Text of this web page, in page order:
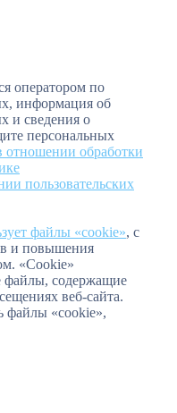
по
информация об
и сведения о
персональных
отношении обработки
пользовательских
файлы «cookie», с
и повышения
«Cookie»
файлы, содержащие
веб-сайта.
файлы «cookie»,